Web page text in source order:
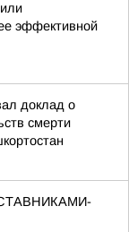
эффективной
доклад о
смерти